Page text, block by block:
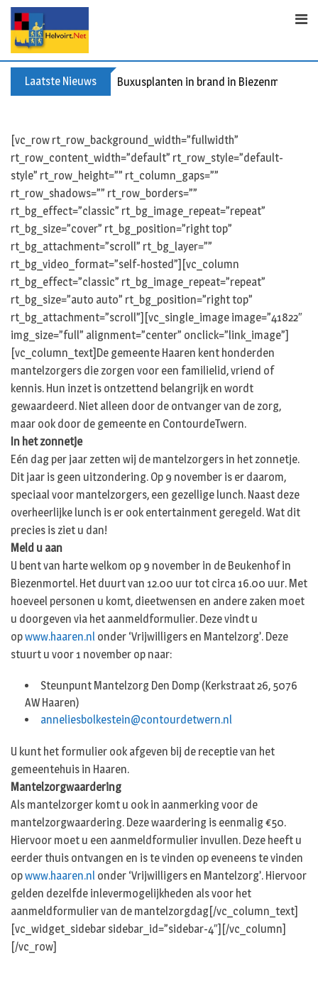
p
Laatste Nieuws Buxusplanten in brand in Biezenmortel,
[vc_row rt_row_background_width=”fullwidth”
rt_row_content_width=”default” rt_row_style=”default-
style” rt_row_height=”” rt_column_gaps=””
rt_row_shadows=”” rt_row_borders=””
rt_bg_effect=”classic” rt_bg_image_repeat=”repeat”
rt_bg_size=”cover” rt_bg_position=”right top”
rt_bg_attachment=”scroll” rt_bg_layer=””
rt_bg_video_format=”self-hosted”][vc_column
rt_bg_effect=”classic” rt_bg_image_repeat=”repeat”
rt_bg_size=”auto auto” rt_bg_position=”right top”
rt_bg_attachment=”scroll”][vc_single_image image=”41822″
img_size=”full” alignment=”center” onclick=”link_image”]
[vc_column_text]De gemeente Haaren kent honderden
mantelzorgers die zorgen voor een familielid, vriend of
kennis. Hun inzet is ontzettend belangrijk en wordt
gewaardeerd. Niet alleen door de ontvanger van de zorg,
maar ook door de gemeente en ContourdeTwern.
In het zonnetje
Eén dag per jaar zetten wij de mantelzorgers in het zonnetje.
Dit jaar is geen uitzondering. Op 9 november is er daarom,
speciaal voor mantelzorgers, een gezellige lunch. Naast deze
overheerlijke lunch is er ook entertainment geregeld. Wat dit
precies is ziet u dan!
Meld u aan
U bent van harte welkom op 9 november in de Beukenhof in
Biezenmortel. Het duurt van 12.00 uur tot circa 16.00 uur. Met
hoeveel personen u komt, dieetwensen en andere zaken moet
u doorgeven via het aanmeldformulier. Deze vindt u
opwww.haaren.nl onder ‘Vrijwilligers en Mantelzorg’. Deze
stuurt u voor 1 november op naar:
Steunpunt Mantelzorg Den Domp (Kerkstraat 26, 5076
AW Haaren)
anneliesbolkestein@contourdetwern.nl
U kunt het formulier ook afgeven bij de receptie van het
gemeentehuis in Haaren.
Mantelzorgwaardering
Als mantelzorger komt u ook in aanmerking voor de
mantelzorgwaardering. Deze waardering is eenmalig €50.
Hiervoor moet u een aanmeldformulier invullen. Deze heeft u
eerder thuis ontvangen en is te vinden op eveneens te vinden
opwww.haaren.nl onder ‘Vrijwilligers en Mantelzorg’. Hiervoor
gelden dezelfde inlevermogelijkheden als voor het
aanmeldformulier van de mantelzorgdag[/vc_column_text]
[vc_widget_sidebar sidebar_id=”sidebar-4″][/vc_column]
[/vc_row]